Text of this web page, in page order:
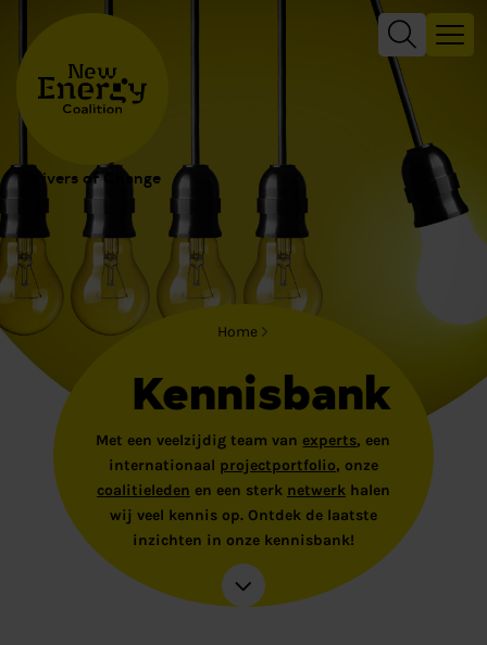
Drivers of Change
Home
Kennisbank
Met een veelzijdig team van experts, een
internationaal projectportfolio, onze
coalitieleden en een sterk netwerkhalen
wij veel kennis op. Ontdek de laatste
inzichten in onze kennisbank!